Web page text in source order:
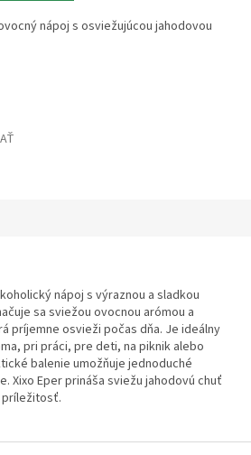
nápoj s osviežujúcou jahodovou
nápoj s výraznou a sladkou
sa sviežou ovocnou arómou a
príjemne osvieži počas dňa. Je ideálny
pri práci, pre deti, na piknik alebo
balenie umožňuje jednoduché
Xixo Eper prináša sviežu jahodovú chuť
príležitosť.